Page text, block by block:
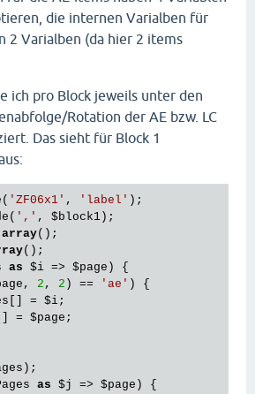
die internen Varialben für
2 Varialben (da hier 2 items
ich pro Block jeweils unter den
Rotation der AE bzw. LC
Das sieht für Block 1
'ZF06x1' , 'label'
',' , $block1
array
as $i => $page ) {
, 2 , 2 ) == 'ae' ) {
[] = $i;
[] = $page ;
as $j => $page ) {